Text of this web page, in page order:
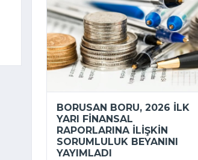
BORUSAN BORU, 2026 ILK
YARI FINANSAL
RAPORLARINA ILIŞKIN
SORUMLULUK BEYANINI
YAYIMLADI